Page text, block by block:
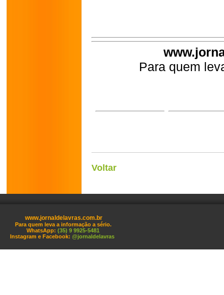
Para quem
Voltar
www.jornaldelavras.com.br
Para quem leva a informação a sério.
WhatsApp: (35) 9 9925-5481
Instagram e Facebook: @jornaldelavras